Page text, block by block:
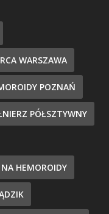
WARSZAWA
POZNAŃ
PÓŁSZTYWNY
NA HEMOROIDY